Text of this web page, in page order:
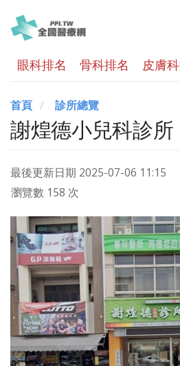
眼科排名 骨科排名 皮膚
首頁 診所總覽
謝煌德小兒科診所
最後更新日期 2025-07-06 11:15
瀏覽數 158 次